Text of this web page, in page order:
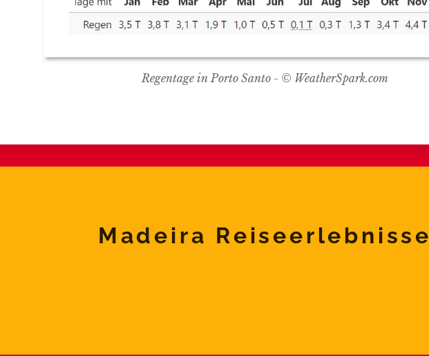
Regentage in Porto Santo - © WeatherSpark.com
Madeira Reiseerlebnisse